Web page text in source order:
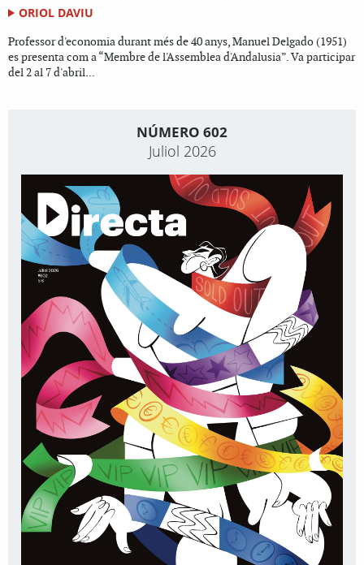
ORIOL DAVIU
Professor d'economia durant més de 40 anys, Manuel Delgado (1951)
es presenta com a “Membre de l'Assemblea d'Andalusia”. Va participar
del 2 al 7 d'abril...
NÚMERO 602
Juliol 2026